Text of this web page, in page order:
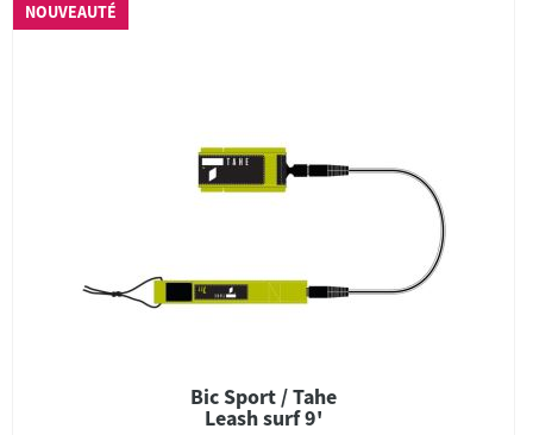
NOUVEAUTÉ
Bic Sport / Tahe
Leash surf 9'